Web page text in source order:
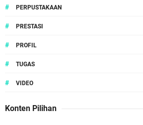
# PERPUSTAKAAN
# PRESTASI
# PROFIL
# TUGAS
# VIDEO
Konten Pilihan